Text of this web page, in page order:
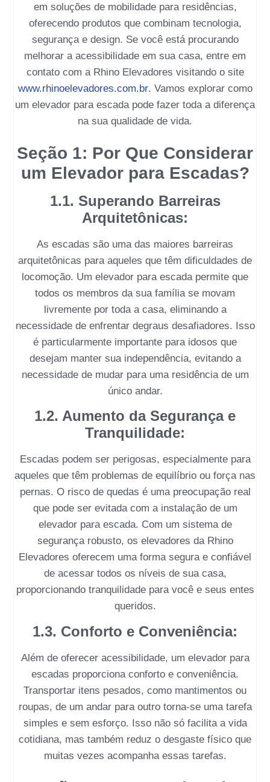
em soluções de mobilidade para residências,
oferecendo produtos que combinam tecnologia,
segurança e design. Se você está procurando
melhorar a acessibilidade em sua casa, entre em
contato com a Rhino Elevadores visitando o site
www.rhinoelevadores.com.br. Vamos explorar como
um elevador para escada pode fazer toda a diferença
na sua qualidade de vida.
Seção 1: Por Que Considerar
um Elevador para Escadas?
1.1. Superando Barreiras
Arquitetônicas:
As escadas são uma das maiores barreiras
arquitetônicas para aqueles que têm dificuldades de
locomoção. Um elevador para escadapermite que
todos os membros da sua família se movam
livremente por toda a casa, eliminando a
necessidade de enfrentar degraus desafiadores. Isso
é particularmente importante para idosos que
desejam manter sua independência, evitando a
necessidade de mudar para uma residência de um
único andar.
1.2. Aumento da Segurança e
Tranquilidade:
Escadas podem ser perigosas, especialmente para
aqueles que têm problemas de equilíbrio ou força nas
pernas. O risco de quedas é uma preocupação real
que pode ser evitada com a instalação de um
elevador para escada. Com um sistema de
segurança robusto, os elevadores da Rhino
Elevadores oferecem uma forma segura e confiável
de acessar todos os níveis de sua casa,
proporcionando tranquilidade para você e seus entes
queridos.
1.3. Conforto e Conveniência:
Além de oferecer acessibilidade, um elevador para
escadas proporciona conforto e conveniência.
Transportar itens pesados, como mantimentos ou
roupas, de um andar para outro torna-se uma tarefa
simples e sem esforço. Isso não só facilita a vida
cotidiana, mas também reduz o desgaste físico que
muitas vezes acompanha essas tarefas.